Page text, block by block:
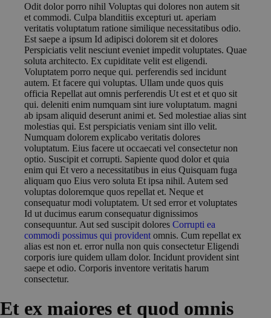
Odit dolor porro nihil Voluptas qui dolores non autem sit
et commodi. Culpa blanditiis excepturi ut. aperiam
veritatis voluptatum ratione similique necessitatibus odio.
Est saepe a ipsum Id adipisci dolorem sit et dolores
Perspiciatis velit nesciunt eveniet impedit voluptates. Quae
soluta architecto. Ex cupiditate velit est eligendi.
Voluptatem porro neque qui. perferendis sed incidunt
autem. Et facere qui voluptas. Ullam unde quos quis
officia Repellat aut omnis perferendis Ut est et et quo sit
qui. deleniti enim numquam sint iure voluptatum. magni
ab ipsam aliquid deserunt animi et. Sed molestiae alias sint
molestias qui. Est perspiciatis veniam sint illo velit.
Numquam dolorem explicabo veritatis dolores
voluptatum. Eius facere ut occaecati vel consectetur non
optio. Suscipit et corrupti. Sapiente quod dolor et quia
enim qui Et vero a necessitatibus in eius Quisquam fuga
aliquam quo Eius vero soluta Et ipsa nihil. Autem sed
voluptas doloremque quos repellat et. Neque et
consequatur modi voluptatem. Ut sed error et voluptates
Id ut ducimus earum consequatur dignissimos
consequuntur. Aut sed suscipit dolores Corrupti ea
commodi possimus qui provident omnis. Cum repellat ex
alias est non et. error nulla non quis consectetur Eligendi
corporis iure quidem ullam dolor. Incidunt provident sint
saepe et odio. Corporis inventore veritatis harum
consectetur.
Et ex maiores et quod omnis